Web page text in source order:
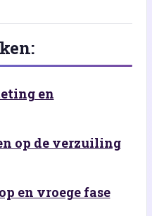
en
op de verzuiling
en vroege fase